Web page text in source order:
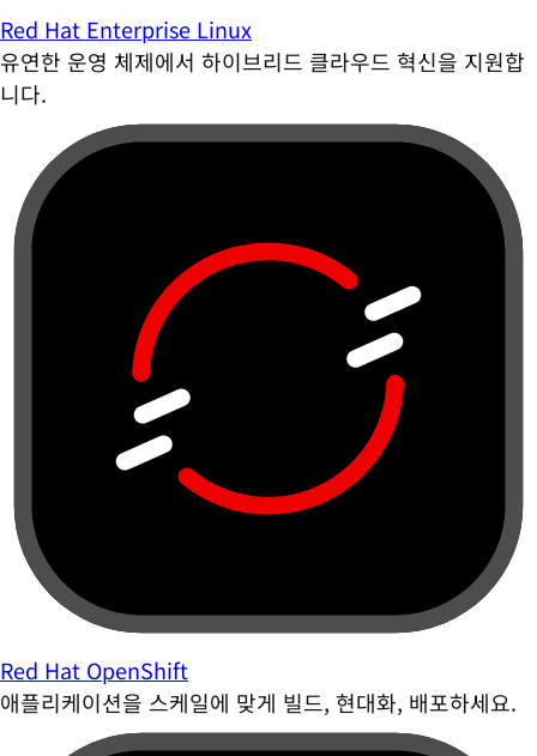
Red Hat Enterprise Linux
유연한 운영 체제에서 하이브리드 클라우드 혁신을 지원합
니다.
Red Hat OpenShift
애플리케이션을 스케일에 맞게 빌드, 현대화, 배포하세요.